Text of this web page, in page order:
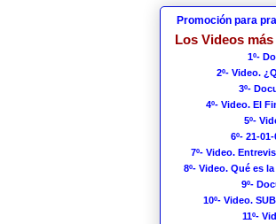
Promoción para
Los Videos
1º-
2º- Video.
3º-
4º- Video. El
5º-
6º- 21-
7º- Video.
8º- Video. Qué es
9º-
10º- Video.
11º-